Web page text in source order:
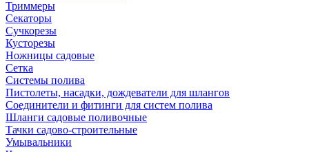
Триммеры
Секаторы
Сучкорезы
Кусторезы
Ножницы садовые
Сетка
Системы полива
Пистолеты, насадки, дождеватели для шлангов
Соединители и фитинги для систем полива
Шланги садовые поливочные
Тачки садово-строительные
Умывальники